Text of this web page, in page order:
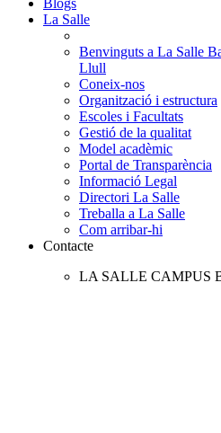
Blogs
La Salle
Benvinguts a La Salle
Llull
Coneix-nos
Organització i estructura
Escoles i Facultats
Gestió de la qualitat
Model acadèmic
Portal de Transparència
Informació Legal
Directori La Salle
Treballa a La Salle
Com arribar-hi
Contacte
LA SALLE CAMPUS